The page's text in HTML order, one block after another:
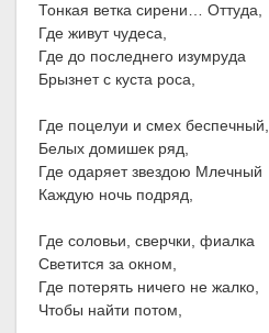
Тонкая ветка сирени… Оттуда,
Где живут чудеса,
Где до последнего изумруда
Брызнет с куста роса,
Где поцелуи и смех беспечный,
Белых домишек ряд,
Где одаряет звездою Млечный
Каждую ночь подряд,
Где соловьи, сверчки, фиалка
Светится за окном,
Где потерять ничего не жалко,
Чтобы найти потом,